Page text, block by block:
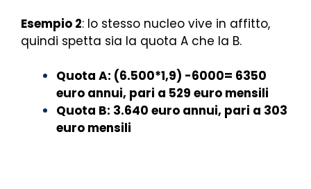
Esempio 2: lo stesso nucleo vive in affitto,
quindi spetta sia la quota A che la B.
Quota A: (6.500*1,9) -6000= 6350
euro annui, pari a 529 euro mensili
Quota B: 3.640 euro annui, pari a 303
euro mensili